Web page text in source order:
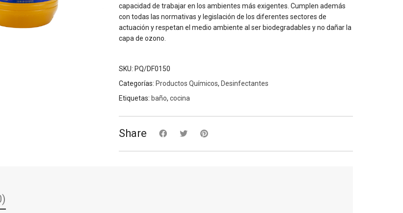
capacidad de trabajar en los ambientes más exigentes. Cumplen además
con todas las normativas y legislación de los diferentes sectores de
actuación y respetan el medio ambiente al ser biodegradables y no dañar la
capa de ozono.
SKU: PQ/DF0150
Categorías: Productos Químicos, Desinfectantes
Etiquetas: baño,cocina
Share